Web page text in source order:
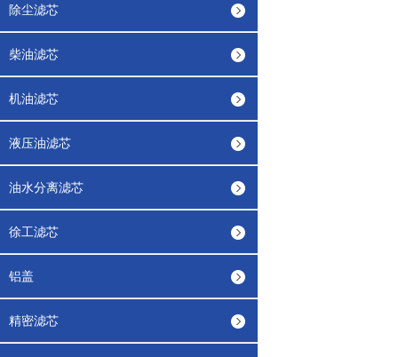
除尘滤芯
柴油滤芯
机油滤芯
液压油滤芯
油水分离滤芯
徐工滤芯
铝盖
精密滤芯